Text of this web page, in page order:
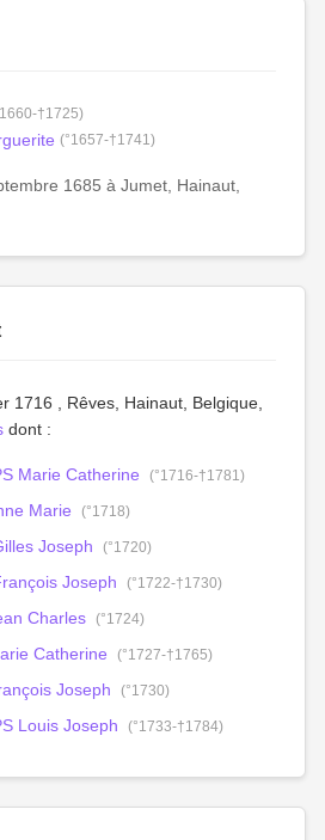
†1725)
(°1657-†1741)
1685 à Jumet, Hainaut,
1716 , Rêves, Hainaut, Belgique,
dont :
Marie Catherine (°1716-†1781)
Marie (°1718)
Joseph (°1720)
Joseph (°1722-†1730)
Charles (°1724)
Catherine (°1727-†1765)
Joseph (°1730)
Louis Joseph (°1733-†1784)